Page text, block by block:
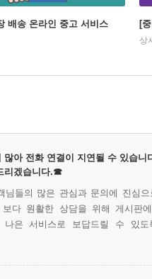
배송 온라인 중고 서비스 [
상
아 전화 연결이 지연될 수 있습니
리겠습니다.☎
님들의 많은 관심과 문의에 진심
다 원활한 상담을 위해 게시판
나은 서비스로 보답드릴 수 있도